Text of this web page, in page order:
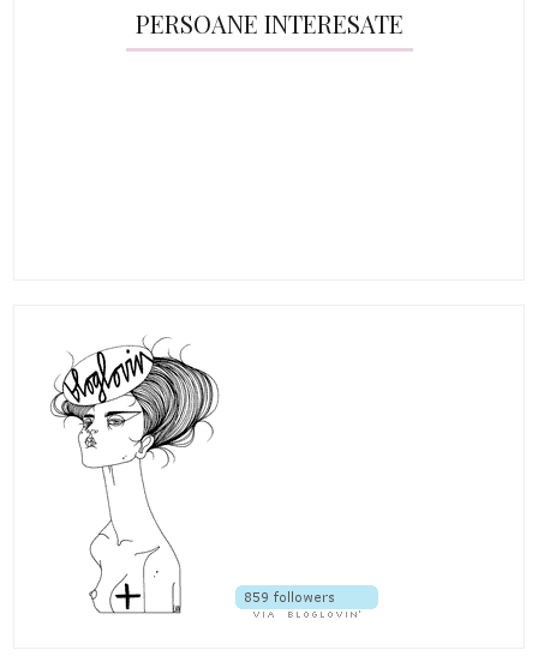
PERSOANE INTERESATE